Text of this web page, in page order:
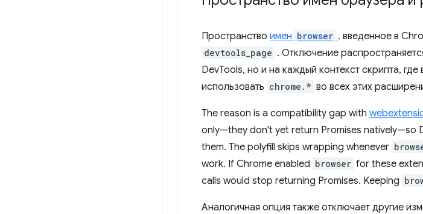
Пространство имен browser , введенное в
devtools_page . Отключение
DevTools, но и на каждый контекст скрипта,
использовать chrome.* во всех этих
The reason is a compatibility gap with
only—they don't yet return Promises natively—so
them. The polyfill skips wrapping whenever
work. If Chrome enabled browser for these
calls would stop returning Promises. Keeping
Аналогичная опция также отключает другие